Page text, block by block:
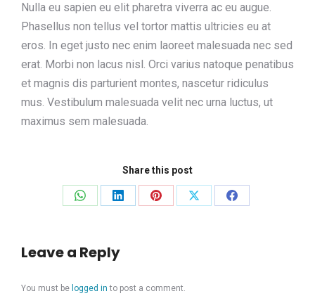
Nulla eu sapien eu elit pharetra viverra ac eu augue.
Phasellus non tellus vel tortor mattis ultricies eu at
eros. In eget justo nec enim laoreet malesuada nec sed
erat. Morbi non lacus nisl. Orci varius natoque penatibus
et magnis dis parturient montes, nascetur ridiculus
mus. Vestibulum malesuada velit nec urna luctus, ut
maximus sem malesuada.
Share this post
Share
WhatsApp
Share
LinkedIn
Share
Share
Share
Leave a Reply
You must be logged in to post a comment.